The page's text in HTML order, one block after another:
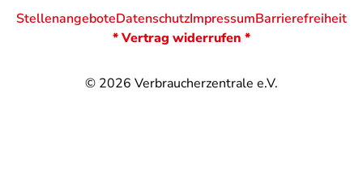
© 2026 Verbraucherzentrale e.V.
StellenangeboteDatenschutzImpressumBarrierefreiheit
* Vertrag widerrufen *